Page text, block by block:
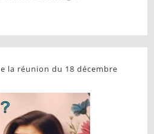
la réunion du 18 décembre